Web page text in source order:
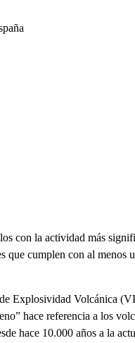
con la actividad más
que cumplen con al menos
Explosividad Volcánica
hace referencia a los
hace 10.000 años a la